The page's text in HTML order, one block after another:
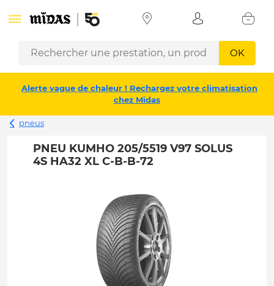
OK
Alerte vague de chaleur ! Rechargez votre climatisation
chez Midas
pneus
PNEU KUMHO 205/5519 V97 SOLUS
4S HA32 XL C-B-B-72